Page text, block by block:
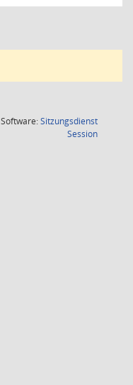
Software:Sitzungsdienst
Session(Wird in